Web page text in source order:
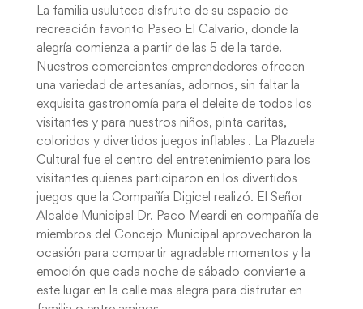
La familia usuluteca disfruto de su espacio de
recreación favorito Paseo El Calvario, donde la
alegría comienza a partir de las 5 de la tarde.
Nuestros comerciantes emprendedores ofrecen
una variedad de artesanías, adornos, sin faltar la
exquisita gastronomía para el deleite de todos los
visitantes y para nuestros niños, pinta caritas,
coloridos y divertidos juegos inflables . La Plazuela
Cultural fue el centro del entretenimiento para los
visitantes quienes participaron en los divertidos
juegos que la Compañía Digicel realizó. El Señor
Alcalde Municipal Dr. Paco Meardi en compañía de
miembros del Concejo Municipal aprovecharon la
ocasión para compartir agradable momentos y la
emoción que cada noche de sábado convierte a
este lugar en la calle mas alegra para disfrutar en